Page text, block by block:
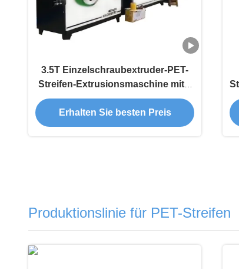
3.5T Einzelschraubextruder-PET-
Streifen-Extrusionsmaschine mit 3
kW Kühlleistung und Leistung
Erhalten Sie besten Preis
Produktionslinie für PET-Streifen